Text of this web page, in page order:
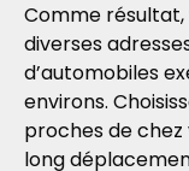
Comme
diverses
d’automobiles
environs.
proches de chez
long